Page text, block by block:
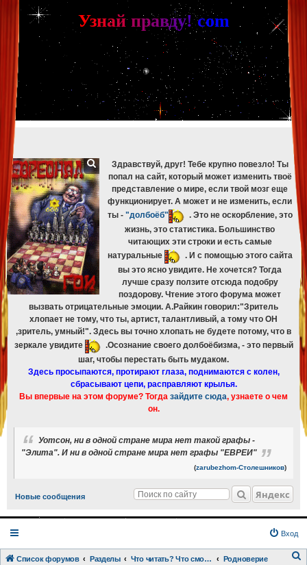
[phpBB Debug] PHP Warning : in file [ROOT]/phpbb/db/driver/mysqli.php
mysqli_fetch_assoc(): Couldn't fetch mysqli_result
[phpBB Debug] PHP Warning: in file[ROOT]/phpbb/db/driver/mysqli.php 329
mysqli_free_result(): Couldn't fetch mysqli_result
[phpBB Debug] PHP Warning
[ROOT]/phpbb/db/driver/mysqli.php on line 265
mysqli_fetch_assoc(): Couldn't fetch mysqli_result
[phpBB Debug] PHP Warning
: in file [ROOT]/phpbb/db/driver/mysqli.php on line329
mysqli_free_result(): Couldn't fetch mysqli_result
[phpBB Debug] PHP Warning: in file [ROOT]/phpbb/db/driver/mysqli.php on line 265
mysqli_fetch_assoc(): Couldn't fetch mysqli_result
[phpBB Debug] PHP Warning
[ROOT]/phpbb/db/driver/mysqli.php on line329:
mysqli_free_result(): Couldn't fetch mysqli_result
[phpBB Debug] PHP Warning
: in file [ROOT]/phpbb/db/driver/mysqli.php on line 265
mysqli_fetch_assoc(): Couldn't fetch mysqli_result
[phpBB Debug] PHP Warning
[ROOT]/phpbb/db/driver/mysqli.php
mysqli_free_result(): Couldn't fetch mysqli_result
Узнай правду! com
Здравствуй, друг! Тебе крупно повезло! Ты
попал на сайт, который может изменить твоё
представление о мире, если твой мозг еще
функционирует. А может и не изменить, если
ты - "долбоёб"
. Это не оскорбление, это
жизнь, это статистика. Большинство
читающих эти строки и есть самые
натуральные
. И с помощью этого сайта
вы это ясно увидите. Не хочется? Тогда
лучше сразу ползите отсюда подобру
поздорову. Чтение этого форума может
вызвать отрицательные эмоции. А.Райкин говорил:"Зритель
хлопает не тому, что ты, артист, талантливый, а тому что ОН
,зритель, умный!". Здесь вы точно хлопать не будете потому, что в
зеркале увидите
.Осознание своего долбоёбизма, - это первый
шаг, чтобы перестать быть мудаком.
Здесь просыпаются, протирают глаза, поднимаются с колен,
сбрасывают цепи, расправляют крылья.
Вы впервые на этом форуме? Тогда зайдите сюда, узнаете о чем
он.
Уотсон, ни в одной стране мира нет такой графы -
"Элита". И ни в одной стране мира нет графы "ЕВРЕИ"
(zarubezhom-Столешников)
Новые сообщения Яндекс
Вход
Список форумов Разделы Что читать? Что смотреть? Книги и фильмы в кратком изложении Родноверие